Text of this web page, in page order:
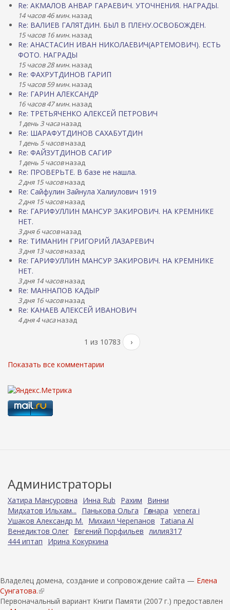
Re: АКМАЛОВ АНВАР ГАРАЕВИЧ. УТОЧНЕНИЯ. НАГРАДЫ.
14 часов 46 мин. назад
Re: ВАЛИЕВ ГАЛЯТДИН. БЫЛ В ПЛЕНУ.ОСВОБОЖДЕН.
15 часов 16 мин. назад
Re: АНАСТАСИН ИВАН НИКОЛАЕВИЧ(АРТЕМОВИЧ). ЕСТЬ
ФОТО. НАГРАДЫ
15 часов 28 мин. назад
Re: ФАХРУТДИНОВ ГАРИП
15 часов 59 мин. назад
Re: ГАРИН АЛЕКСАНДР
16 часов 47 мин. назад
Re: ТРЕТЬЯЧЕНКО АЛЕКСЕЙ ПЕТРОВИЧ
1 день 3 часаназад
Re: ШАРАФУТДИНОВ САХАБУТДИН
1 день 5 часовназад
Re: ФАЙЗУТДИНОВ САГИР
1 день 5 часовназад
Re: ПРОВЕРЬТЕ. В базе не нашла.
2 дня 15 часовназад
Re: Сайфулин Зайнула Халиулович 1919
2 дня 15 часовназад
Re: ГАРИФУЛЛИН МАНСУР ЗАКИРОВИЧ. НА КРЕМНИКЕ
НЕТ.
3 дня 6 часовназад
Re: ТИМАНИН ГРИГОРИЙ ЛАЗАРЕВИЧ
3 дня 13 часовназад
Re: ГАРИФУЛЛИН МАНСУР ЗАКИРОВИЧ. НА КРЕМНИКЕ
НЕТ.
3 дня 14 часовназад
Re: МАННАПОВ КАДЫР
3 дня 16 часовназад
Re: КАНАЕВ АЛЕКСЕЙ ИВАНОВИЧ
4 дня 4 часаназад
1 из 10783 ›
Показать все комментарии
Администраторы
Хатира Мансуровна Инна Rub Рахим
Винни
Мидхатов Ильхам...
Панькова Ольга Гөлнара venera i
Ушаков Александр М.
Михаил Черепанов
Tatiana Al
Венедиктов Олег Евгений Порфильев лилия317
444 иптап
Ирина Кокуркина
Владелец домена, создание и сопровождение сайта — Елена
Сунгатова.(
в
Первоначальный вариант Книги Памяти (2007 г.) предоставлен